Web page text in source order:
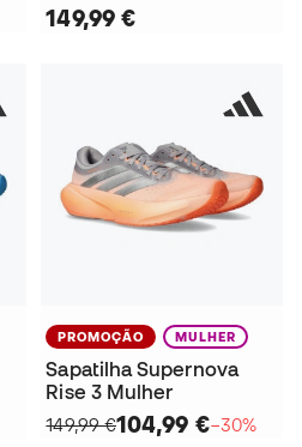
149,99 €
PROMOÇÃO MULHER
Sapatilha Supernova
Rise 3 Mulher
149,99 €104,99 €−30%